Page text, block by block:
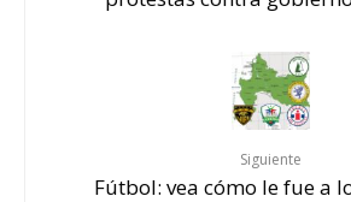
Siguiente
Fútbol: vea cómo le fue a